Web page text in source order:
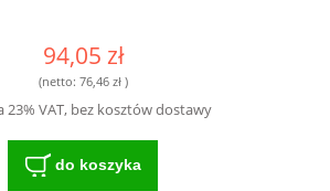
94,05 zł
(netto: 76,46 zł)
23% VAT, bez kosztów dostawy
do koszyka